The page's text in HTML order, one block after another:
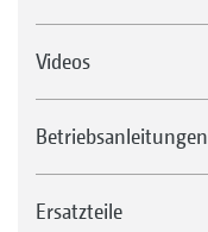
Videos
Betriebsanleitungen
Ersatzteile